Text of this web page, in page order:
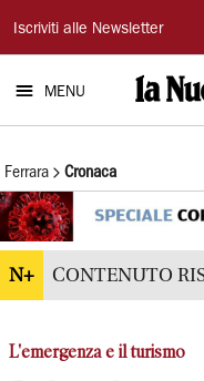
La
Nuova
Ferrara
Iscriviti alle Newsletter
MENU
Ferrara Cronaca
N+ CONTENUTO
L'emergenza e il turismo